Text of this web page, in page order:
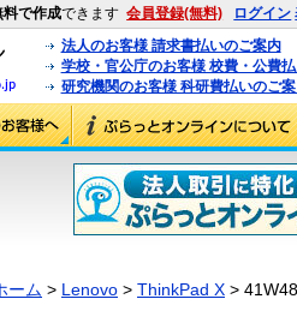
料で作成できます 会員登録(無料) ログイン
法人のお客様 請求書払いのご案内
学校・官公庁のお客様 校費・公費
研究機関のお客様 科研費払いのご
ーム > Lenovo > ThinkPad X >